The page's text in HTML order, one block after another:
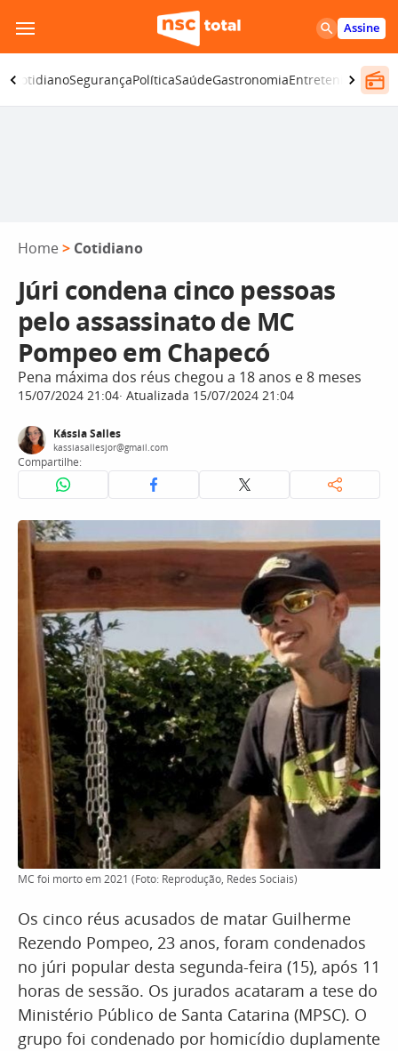
para
o
conteúdo
Assine
CotidianoSegurançaPolíticaSaúdeGastronomiaEntretenimento
Home > Cotidiano
Júri condena cinco pessoas
pelo assassinato de MC
Pompeo em Chapecó
Pena máxima dos réus chegou a 18 anos e 8 meses
15/07/2024 21:04 Atualizada 15/07/2024 21:04
Kássia Salles
kassiasallesjor@gmail.com
Compartilhe:
MC foi morto em 2021 (Foto: Reprodução, Redes Sociais)
Os cinco réus acusados de matar Guilherme
Rezendo Pompeo, 23 anos, foram condenados
no júri popular desta segunda-feira (15), após 11
horas de sessão. Os jurados acataram a tese do
Ministério Público de Santa Catarina (MPSC). O
grupo foi condenado por homicídio duplamente